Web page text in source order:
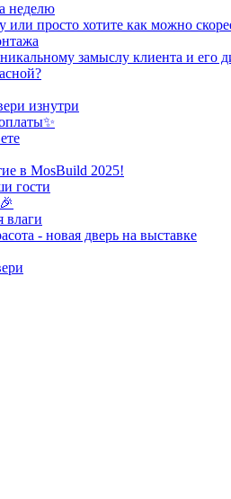
неделю
просто хотите как можно
замыслу клиента и его
изнутри
в MosBuild 2025!
гости
влаги
- новая дверь на выставке